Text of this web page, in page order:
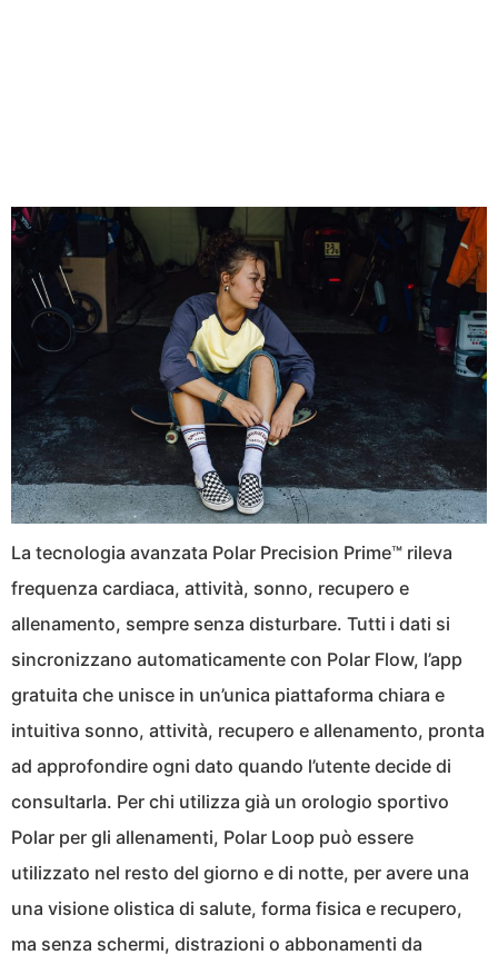
La tecnologia avanzata Polar Precision Prime™ rileva
frequenza cardiaca, attività, sonno, recupero e
allenamento, sempre senza disturbare. Tutti i dati si
sincronizzano automaticamente con Polar Flow, l’app
gratuita che unisce in un’unica piattaforma chiara e
intuitiva sonno, attività, recupero e allenamento, pronta
ad approfondire ogni dato quando l’utente decide di
consultarla. Per chi utilizza già un orologio sportivo
Polar per gli allenamenti, Polar Loop può essere
utilizzato nel resto del giorno e di notte, per avere una
una visione olistica di salute, forma fisica e recupero,
ma senza schermi, distrazioni o abbonamenti da